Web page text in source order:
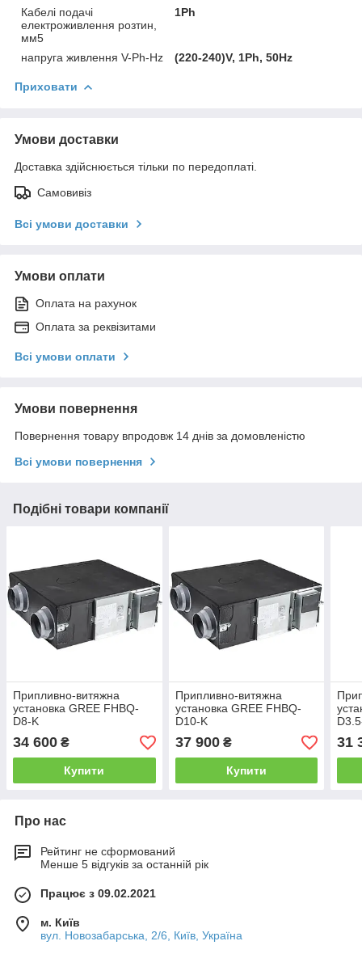
Кабелі подачі
електроживлення розтин,
мм5
1Ph
напруга живлення V-Ph-Hz (220-240)V, 1Ph, 50Hz
Приховати
Умови доставки
Доставка здійснюється тільки по передоплаті.
Самовивіз
Всі умови доставки
Умови оплати
Оплата на рахунок
Оплата за реквізитами
Всі умови оплати
Умови повернення
Повернення товару впродовж 14 днів за домовленістю
Всі умови повернення
Подібні товари компанії
Припливно-витяжна
установка GREE FHBQ-
D8-K
34 600 ₴
Купити
Припливно-витяжна
установка GREE FHBQ-
D10-K
37 900₴
Купити
31
Про нас
Рейтинг не сформований
Менше 5 відгуків за останній рік
Працює з 09.02.2021
м. Київ
вул. Новозабарська, 2/6, Київ, Україна